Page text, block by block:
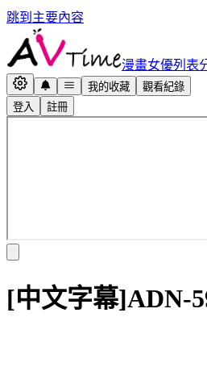
跳到主要內容
漫畫女優列表
我的收藏
觀看紀錄
登入
註冊
[中文字幕]ADN-